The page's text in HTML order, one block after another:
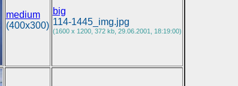
medium
(400x300)
big
114-1445_img.jpg
(1600 x 1200, 372 kb, 29.06.2001, 18:19:00)